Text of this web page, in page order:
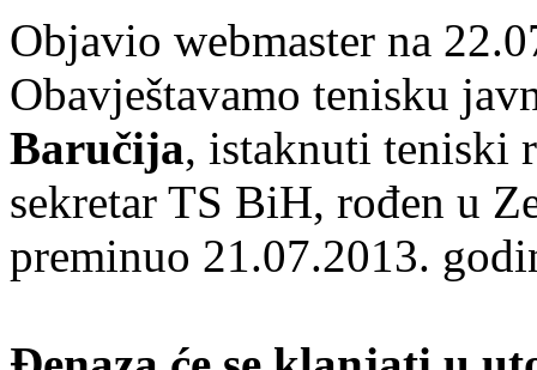
Objavio webmaster na
Obavještavamo tenisku
Baručija, istaknuti teniski
sekretar TS BiH, rođen u
preminuo 21.07.2013.